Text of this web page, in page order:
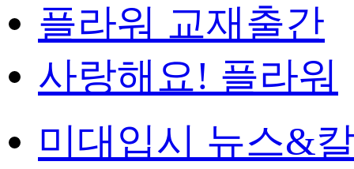
플라워 교재출간
사랑해요! 플라워
미대입시 뉴스&